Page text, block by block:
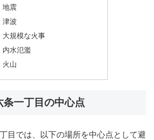
地震
津波
大規模な火事
内水氾濫
火山
条一丁目の中心点
目では、以下の場所を中心点として避